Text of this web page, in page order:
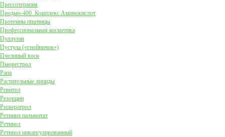
Прессотерапия
Продью-400. Комплекс Аминокислот
Протеины пшеницы
Профессиональная косметика
Пуллулан
Пустула («гнойничок»)
Пчелиный воск
Пьюрестрол
Рапа
Растительные липиды
Ревитол
Резорцин
Ресвератрол
Ретинил пальмитат
Ретинол
Ретинол инкапсулированный